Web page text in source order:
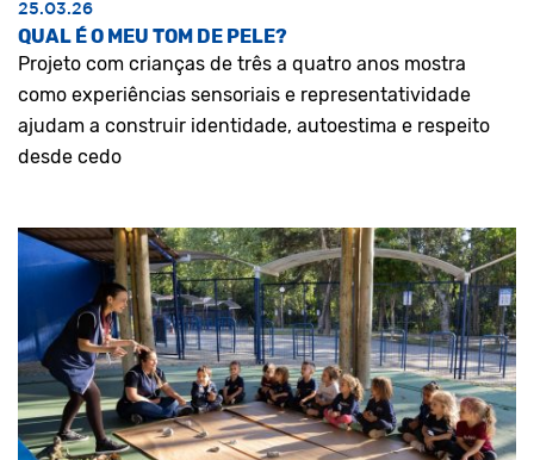
25.03.26
QUAL É O MEU TOM DE PELE?
Projeto com crianças de três a quatro anos mostra
como experiências sensoriais e representatividade
ajudam a construir identidade, autoestima e respeito
desde cedo